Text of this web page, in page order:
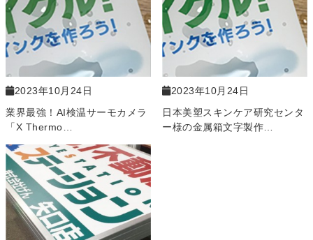
2023年10月24日
業界最強！AI検温サーモカメラ
「X Thermo…
2023年10月24日
日本美塑スキンケア研究センタ
ー様の金属箱文字製作…